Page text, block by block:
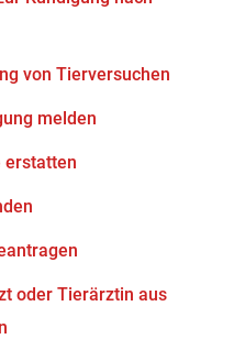
von Tierversuchen
melden
erstatten
oder Tierärztin aus